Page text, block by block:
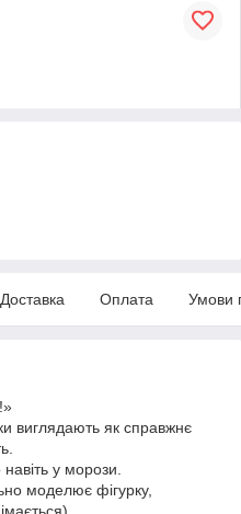
Доставка Оплата Умови
виглядають як справжнє
у морози.
моделює фігурку,